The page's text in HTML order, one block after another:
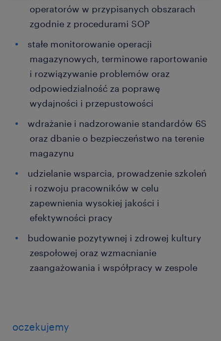
operatorów w przypisanych obszarach
zgodnie z procedurami SOP
stałe monitorowanie operacji
magazynowych, terminowe raportowanie
i rozwiązywanie problemów oraz
odpowiedzialność za poprawę
wydajności i przepustowości
wdrażanie i nadzorowanie standardów 6S
oraz dbanie o bezpieczeństwo na terenie
magazynu
udzielanie wsparcia, prowadzenie szkoleń
i rozwoju pracowników w celu
zapewnienia wysokiej jakości i
efektywności pracy
budowanie pozytywnej i zdrowej kultury
zespołowej oraz wzmacnianie
zaangażowania i współpracy w zespole
oczekujemy